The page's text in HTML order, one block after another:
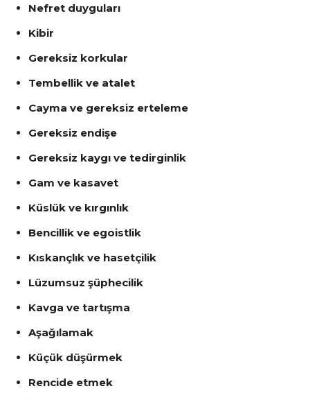
Nefret duyguları
Kibir
Gereksiz korkular
Tembellik ve atalet
Cayma ve gereksiz erteleme
Gereksiz endişe
Gereksiz kaygı ve tedirginlik
Gam ve kasavet
Küslük ve kırgınlık
Bencillik ve egoistlik
Kıskançlık ve hasetçilik
Lüzumsuz şüphecilik
Kavga ve tartışma
Aşağılamak
Küçük düşürmek
Rencide etmek